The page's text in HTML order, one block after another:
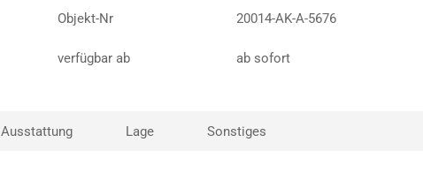
Objekt-Nr 20014-AK-A-5676
verfügbar ab ab sofort
Ausstattung Lage Sonstiges